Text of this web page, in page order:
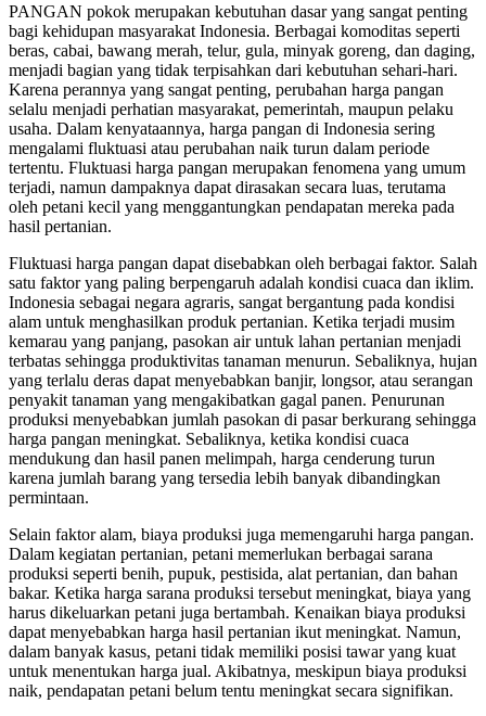
PANGAN pokok merupakan kebutuhan dasar yang sangat penting
bagi kehidupan masyarakat Indonesia. Berbagai komoditas seperti
beras, cabai, bawang merah, telur, gula, minyak goreng, dan daging,
menjadi bagian yang tidak terpisahkan dari kebutuhan sehari-hari.
Karena perannya yang sangat penting, perubahan harga pangan
selalu menjadi perhatian masyarakat, pemerintah, maupun pelaku
usaha. Dalam kenyataannya, harga pangan di Indonesia sering
mengalami fluktuasi atau perubahan naik turun dalam periode
tertentu. Fluktuasi harga pangan merupakan fenomena yang umum
terjadi, namun dampaknya dapat dirasakan secara luas, terutama
oleh petani kecil yang menggantungkan pendapatan mereka pada
hasil pertanian.
Fluktuasi harga pangan dapat disebabkan oleh berbagai faktor. Salah
satu faktor yang paling berpengaruh adalah kondisi cuaca dan iklim.
Indonesia sebagai negara agraris, sangat bergantung pada kondisi
alam untuk menghasilkan produk pertanian. Ketika terjadi musim
kemarau yang panjang, pasokan air untuk lahan pertanian menjadi
terbatas sehingga produktivitas tanaman menurun. Sebaliknya, hujan
yang terlalu deras dapat menyebabkan banjir, longsor, atau serangan
penyakit tanaman yang mengakibatkan gagal panen. Penurunan
produksi menyebabkan jumlah pasokan di pasar berkurang sehingga
harga pangan meningkat. Sebaliknya, ketika kondisi cuaca
mendukung dan hasil panen melimpah, harga cenderung turun
karena jumlah barang yang tersedia lebih banyak dibandingkan
permintaan.
Selain faktor alam, biaya produksi juga memengaruhi harga pangan.
Dalam kegiatan pertanian, petani memerlukan berbagai sarana
produksi seperti benih, pupuk, pestisida, alat pertanian, dan bahan
bakar. Ketika harga sarana produksi tersebut meningkat, biaya yang
harus dikeluarkan petani juga bertambah. Kenaikan biaya produksi
dapat menyebabkan harga hasil pertanian ikut meningkat. Namun,
dalam banyak kasus, petani tidak memiliki posisi tawar yang kuat
untuk menentukan harga jual. Akibatnya, meskipun biaya produksi
naik, pendapatan petani belum tentu meningkat secara signifikan.